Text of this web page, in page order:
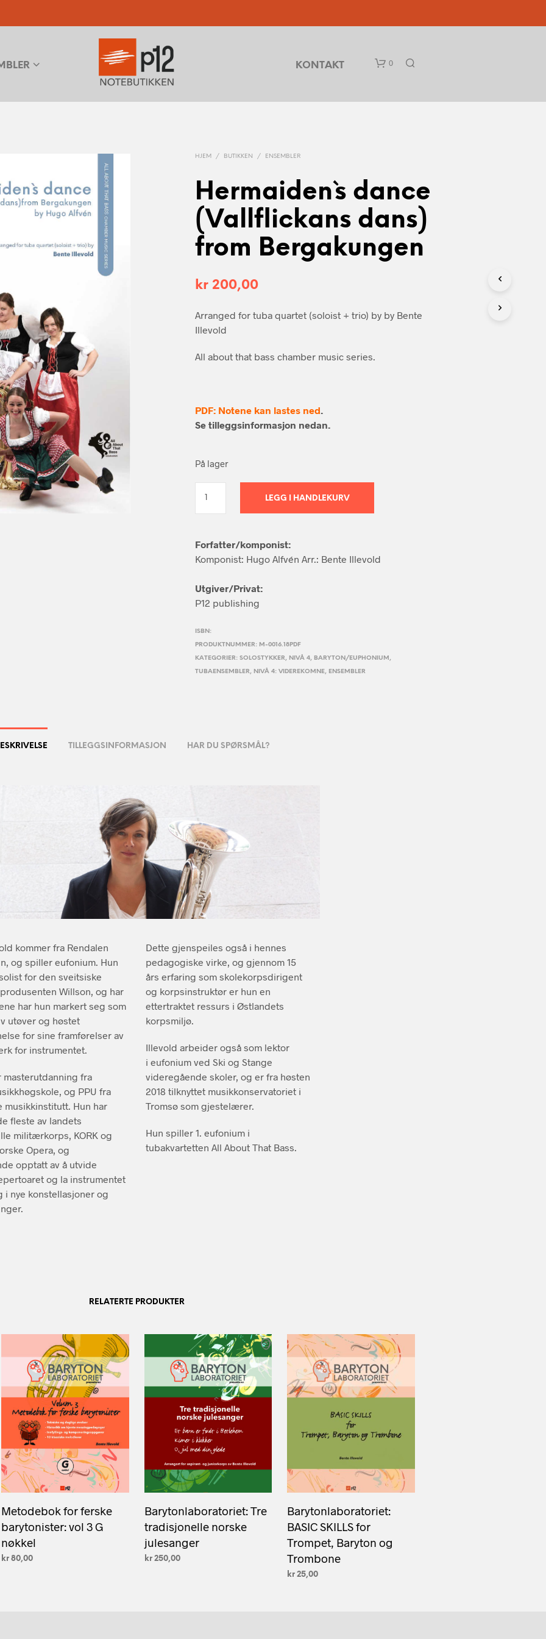
KONTAKT 0
U
A
R
N
HJEM / BUTIKKEN / ENSEMBLER
Hermaiden`s dance
(Vallﬂickans dans)
from Bergakungen
kr 200,00
Arranged for tuba quartet (soloist + trio) by by Bente
Illevold
All about that bass chamber music series.
PDF: Notene kan lastes ned.
Se tilleggsinformasjon nedan.
På lager
LEGG I HANDLEKURV
Forfatter/komponist:
Komponist: Hugo Alfvén Arr.: Bente Illevold
Utgiver/Privat:
P12 publishing
ISBN:
PRODUKTNUMMER: M-0016.18PDF
KATEGORIER:SOLOSTYKKER, NIVÅ 4, BARYTON/EUPHONIUM,
TUBAENSEMBLER, NIVÅ 4: VIDEREKOMNE, ENSEMBLER
TILLEGGSINFORMASJON HAR DU SPØRSMÅL?
kommer fra Rendalen
og spiller eufonium. Hun
for den sveitsiske
Willson, og har
har hun markert seg som
utøver og høstet
for sine framførelser av
for instrumentet.
masterutdanning fra
og PPU fra
musikkinstitutt. Hun har
fleste av landets
militærkorps, KORK og
Opera, og
opptatt av å utvide
og la instrumentet
i nye konstellasjoner og
Dette gjenspeiles også i hennes
pedagogiske virke, og gjennom 15
års erfaring som skolekorpsdirigent
og korpsinstruktør er hun en
ettertraktet ressurs i Østlandets
korpsmiljø.
Illevold arbeider også som lektor
i eufonium ved Ski og Stange
videregående skoler, og er fra høsten
2018 tilknyttet musikkonservatoriet i
Tromsø som gjestelærer.
Hun spiller 1. eufonium i
tubakvartetten All About That Bass.
RELATERTE PRODUKTER
Metodebok for ferske
barytonister: vol 3 G
nøkkel
kr 80,00
Barytonlaboratoriet: Tre
tradisjonelle norske
julesanger
kr250,00
Barytonlaboratoriet:
BASIC SKILLS for
Trompet, Baryton og
Trombone
kr 25,00